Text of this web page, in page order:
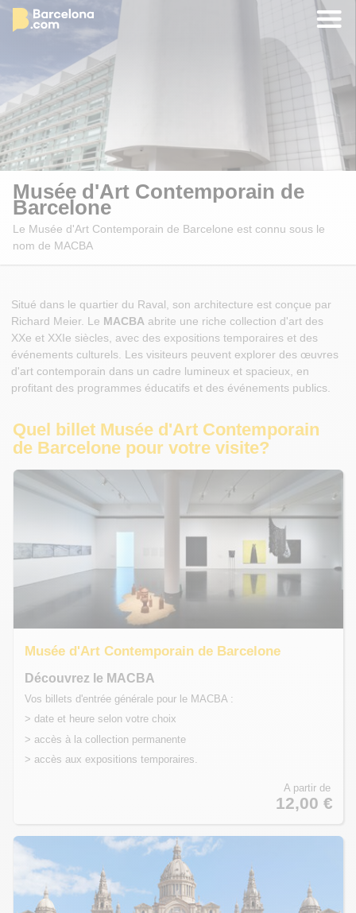
Musée d'Art Contemporain de
Barcelone
Le Musée d'Art Contemporain de Barcelone est connu sous le
nom de MACBA
Situé dans le quartier du Raval, son architecture est conçue par
Richard Meier. Le MACBA abrite une riche collection d'art des
XXe et XXIe siècles, avec des expositions temporaires et des
événements culturels. Les visiteurs peuvent explorer des œuvres
d'art contemporain dans un cadre lumineux et spacieux, en
profitant des programmes éducatifs et des événements publics.
Quel billet Musée d'Art Contemporain
de Barcelone pour votre visite?
Musée d'Art Contemporain de Barcelone
Découvrez le MACBA
Vos billets d'entrée générale pour le MACBA :
> date et heure selon votre choix
> accès à la collection permanente
> accès aux expositions temporaires.
A partir de
12,00 €